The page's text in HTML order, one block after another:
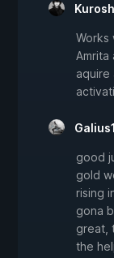
Works
aquire
good
gold
rising
gona
great,
the